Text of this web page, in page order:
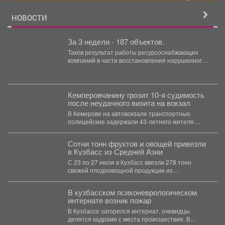
НОВОСТИ
За 3 недели - 187 объектов.
Таков результат работы ресурсоснабжающих
компаний в части восстановления нарушенного
Кемперовчанину грозит 10-я судимость
после неудачного визита на вокзал
В Кемерове на автовокзале транспортные
полицейские задержали 43-летнего жителя
Сотни тонн фруктов и овощей привезли
в Кузбасс из Средней Азии
С 23 по 27 июля в Кузбасс ввезли 278 тонн
свежей плодоовощной продукции из
В кузбасском психоневрологическом
интернате возник пожар
В Кузбассе загорелся интернат, очевидцы
делятся кадрами с места происшествия. В